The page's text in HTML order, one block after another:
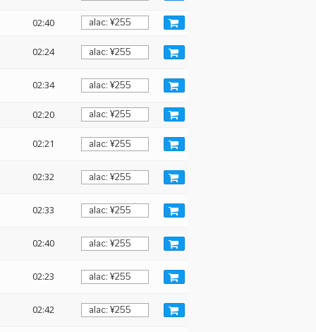
02:40
02:24
02:34
02:20
02:21
02:32
02:33
02:40
02:23
02:42